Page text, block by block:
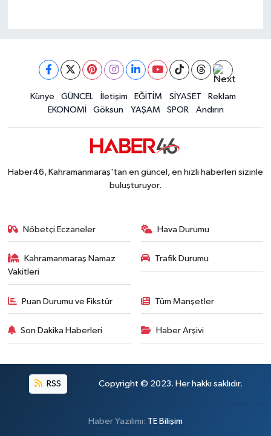
Künye GÜNCEL İletişim EĞİTİM SİYASET
Reklam
EKONOMİ
Göksun YAŞAM SPOR Andırın
Haber46, Kahramanmaraş'tan en güncel, en hızlı haberleri sizinle
buluşturuyor.
Nöbetçi Eczaneler Hava Durumu
Kahramanmaraş Namaz
Vakitleri
Trafik Durumu
Puan Durumu ve Fikstür Tüm Manşetler
Son Dakika Haberleri Haber Arşivi
RSS Copyright © 2023. Her hakkı saklıdır.
Haber Yazılımı: TE Bilişim